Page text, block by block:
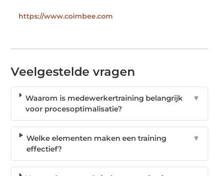
https://www.coimbee.com
Veelgestelde vragen
Waarom is medewerkertraining belangrijk
voor procesoptimalisatie?
▼
Welke elementen maken een training
effectief?
▼